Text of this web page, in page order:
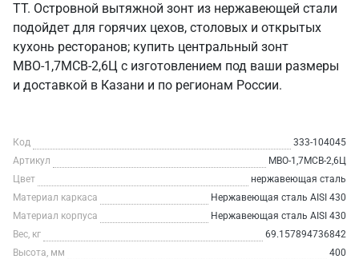
ТТ. Островной вытяжной зонт из нержавеющей стали
подойдет для горячих цехов, столовых и открытых
кухонь ресторанов; купить центральный зонт
МВО-1,7МСВ-2,6Ц с изготовлением под ваши размеры
и доставкой в Казани и по регионам России.
Код
333-104045
Артикул
МВО-1,7МСВ-2,6Ц
Цвет
нержавеющая сталь
Материал каркаса
Нержавеющая сталь AISI 430
Материал корпуса
Нержавеющая сталь AISI 430
Вес, кг
69.157894736842
Высота, мм
400